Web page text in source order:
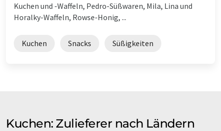
Kuchen und -Waffeln, Pedro-Süßwaren, Mila, Lina und
Horalky-Waffeln, Rowse-Honig, ...
Kuchen Snacks Süßigkeiten
Kuchen: Zulieferer nach Ländern